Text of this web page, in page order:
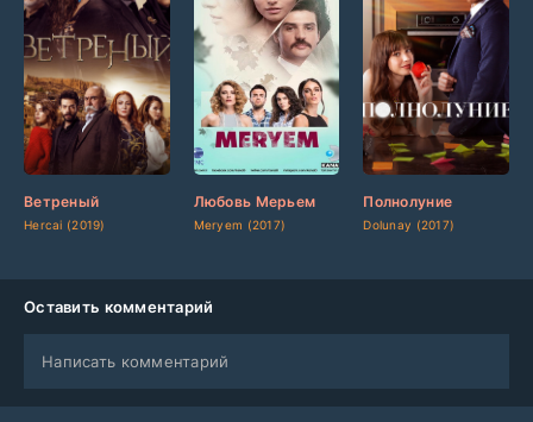
Ветреный
Hercai (2019)
[updated]
[/updated]
Любовь Мерьем
Meryem (2017)
[updated]
[/updated]
Полнолуние
Dolunay (2017)
[updated]
[/updated]
Оставить комментарий
Написать комментарий